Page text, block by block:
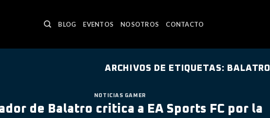
BLOG EVENTOS NOSOTROS CONTACTO
ARCHIVOS DE ETIQUETAS: BALATRO
NOTICIAS GAMER
de Balatro critica a EA Sports FC por la